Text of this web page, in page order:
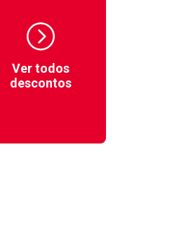
Ver todos
descontos